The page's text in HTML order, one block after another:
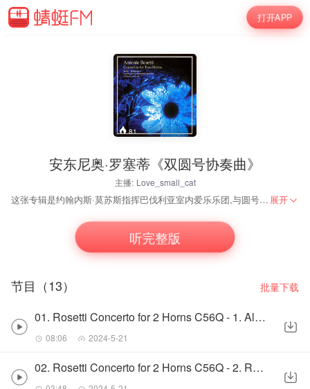
打开APP
81
安东尼奥·罗塞蒂《双圆号协奏曲》
主播: Love_small_cat
这张专辑是约翰内斯·莫苏斯指挥巴伐利亚室内爱乐乐团,与圆号演奏家克劳斯·瓦伦多夫、萨拉·维尔斯合作，演奏安东尼奥·罗塞蒂的四部《双圆号协奏曲》。 安东尼奥·罗塞蒂是古典主义时期一位不可忽略的伟大作曲家，他在圆号创作方面有了极大的成就，影响了整个古典主义时期，尤其是对莫扎特圆号作品的创作影响颇深。 圆号，唇振动气鸣乐器。又称法国号。广泛用于交响乐队、军乐队中的铜管乐器。铜制螺旋形管身，漏斗状号嘴，喇叭口较大。古典的圆号音高为F或降B调，有4个阀键（有直立式和旋转式两种），用增加管子长度的办法降低圆号自然泛音的音高。阀键使得演奏者能够吹奏从低音B到高音F之间的所有半音。圆号是移调乐器，记谱用高音谱表，比实际音响高五度。现代最常用的是F调圆号，有许多演奏家使用双调圆号，这种圆号有一个由左手拇指控制的F附管的阀键，用以增加长度，使圆号从降B调转入较低音域的F调。圆号演奏者可将手插入喇叭口，这样既可减弱音量又可改变音色，形成阻塞音，也可使用梨形的弱音器，但不改变音高。用阻塞音和弱音器后音量减小，弱奏时音色温柔、暗淡，有远距离的效果，强奏时发出粗犷破裂般的音质。现代圆号是由1650年前后法国的猎人号角发展而来，为了能在一个号上吹出各种调来，演奏家曾在号嘴下装有可插接的管，德国的A.J.汉佩尔改进了这种装置。17世纪进入管弦乐队，19世纪初直升式阀键由F.布吕默尔和H.施特尔策尔发明，被众多制作家采用。大约在1900年新近发明的双调圆号替代了人们所喜欢的F调阀键圆号。圆号声音柔和、丰满，和木管、弦乐器的声音能很好地融合。在交响乐队中 ，通常使用4支圆号。 展开
听完整版
节目（13） 批量下载
01. Rosetti Concerto for 2 Horns C56Q - 1. Allegro maestoso
08:06 2024-5-21
02. Rosetti Concerto for 2 Horns C56Q - 2. Romance